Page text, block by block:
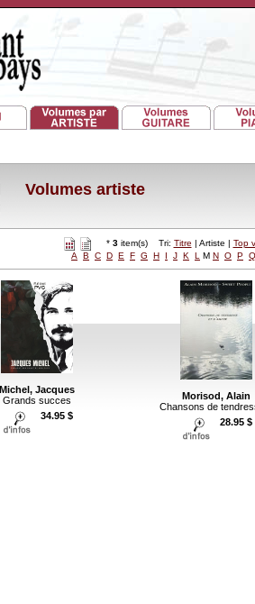
Volumes artiste
* 3item(s) Tri: Titre | Artiste | Top
A
B C D E F G H I J K L M N O P Q
Michel, Jacques
Grands succes
34.95 $
Morisod, Alain
Chansons de
28.95 $